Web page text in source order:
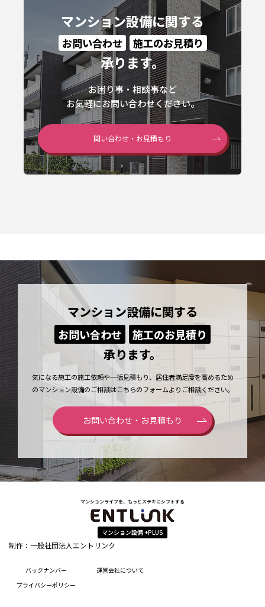
マンション設備に関する
お問い合わせ 施工のお見積り
承ります。
お困り事・相談事など
お気軽にお問い合わせください。
問い合わせ・お見積もり
マンション設備に関する
お問い合わせ 施工のお見積り
承ります。
気になる施工の施工依頼や一括見積もり、居住者満足度を高めるため
のマンション設備のご相談はこちらのフォームよりご相談ください。
お問い合わせ・お見積もり
マンションライフを、もっとステキにシフトする
マンション設備 +PLUS
制作：一般社団法人エントリンク
バックナンバー
運営会社について
プライバシーポリシー